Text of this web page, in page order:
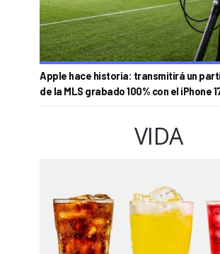
Apple hace historia: transmitirá un
de la MLS grabado 100% con el iPhone
VIDA